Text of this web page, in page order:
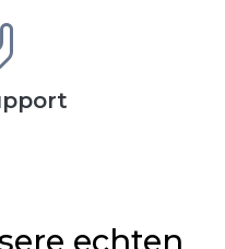
echten